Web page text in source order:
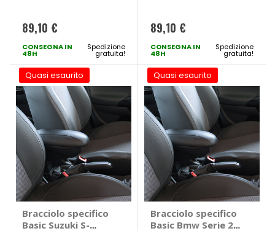
Ecosport II 2017 >
89,10 €
CONSEGNA IN
48H
Spedizione
gratuita!
Cross
89,10 €
CONSEGNA IN
48H
Spedizione
gratuita!
Quasi esaurito
Bracciolo specifico
Basic Suzuki S-
Quasi esaurito
Bracciolo specifico
Basic Bmw Serie 2